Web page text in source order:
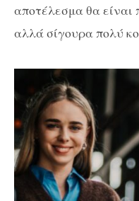
αποτέλεσμα θα είναι
αλλά σίγουρα πολύ